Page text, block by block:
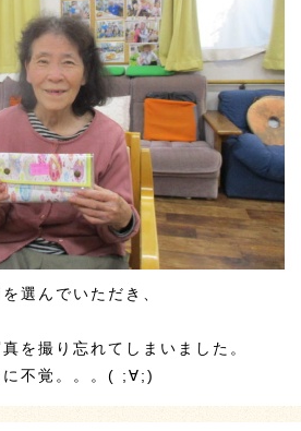
選んでいただき、
を撮り忘れてしまいました。
に不覚。。。( ;∀;)